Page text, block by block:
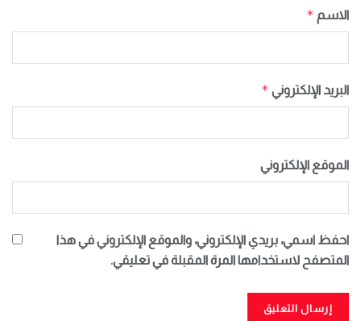
الاسم *
البريد الإلكتروني *
الموقع الإلكتروني
احفظ اسمي، بريدي الإلكتروني، والموقع الإلكتروني في هذا
المتصفح لاستخدامها المرة المقبلة في تعليقي.